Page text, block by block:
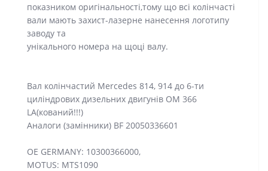
показником оригінальності,тому що всі колінчасті
вали мають захист-лазерне нанесення логотипу
заводу та
унікального номера на щоці валу.
Вал колінчастий Mercedes 814, 914 до 6-ти
циліндрових дизельних двигунів ОМ 366
LA(кований!!!)
Аналоги (замінники) BF 20050336601
OE GERMANY: 10300366000,
MOTUS: MTS1090